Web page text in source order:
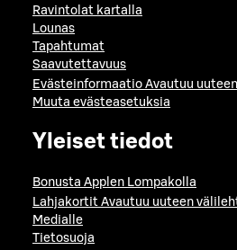
Ravintolat kartalla
Lounas
Tapahtumat
Saavutettavuus
Evästeinformaatio Avautuu
Muuta evästeasetuksia
Yleiset tiedot
Bonusta Applen Lompakolla
Lahjakortit Avautuu uuteen
Medialle
Tietosuoja